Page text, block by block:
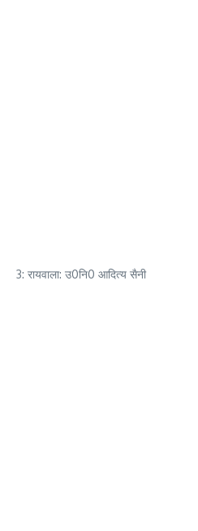
3: रायवाला: उ0नि0 आदित्य सैनी